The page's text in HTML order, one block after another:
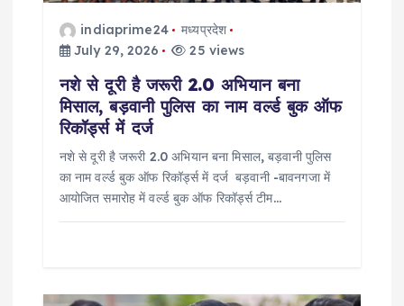
indiaprime24
मध्यप्रदेश
July 29, 2026
25 views
नशे से दूरी है जरूरी 2.0 अभियान बना
मिसाल, बड़वानी पुलिस का नाम वर्ल्ड बुक ऑफ
रिकॉर्ड्स में दर्ज
नशे से दूरी है जरूरी 2.0 अभियान बना मिसाल, बड़वानी पुलिस
का नाम वर्ल्ड बुक ऑफ रिकॉर्ड्स में दर्ज बड़वानी -बावनगजा में
आयोजित समारोह में वर्ल्ड बुक ऑफ रिकॉर्ड्स टीम…